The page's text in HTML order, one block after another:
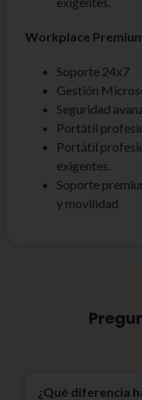
Workplace
Soporte 24x7
Gestión
Seguridad
Portátil
Portátil
exigentes.
Soporte
y movilidad
¿Qué diferencia